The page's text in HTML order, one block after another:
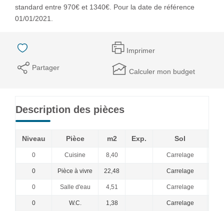
standard entre 970€ et 1340€. Pour la date de référence
01/01/2021.
Imprimer
Partager Calculer mon budget
Description des pièces
Niveau Pièce m2 Exp. Sol
0 Cuisine 8,40 Carrelage
0 Pièce à vivre 22,48 Carrelage
0 Salle d'eau 4,51 Carrelage
0 W.C. 1,38 Carrelage